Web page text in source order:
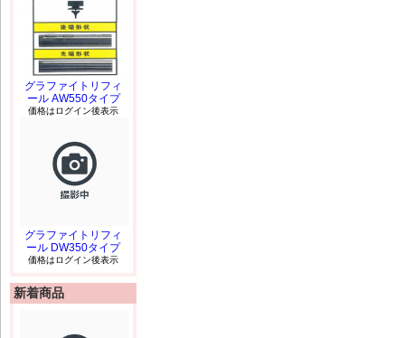
グラファイトリフィ
ール AW550タイプ
価格はログイン後表示
グラファイトリフィ
ール DW350タイプ
価格はログイン後表示
新着商品